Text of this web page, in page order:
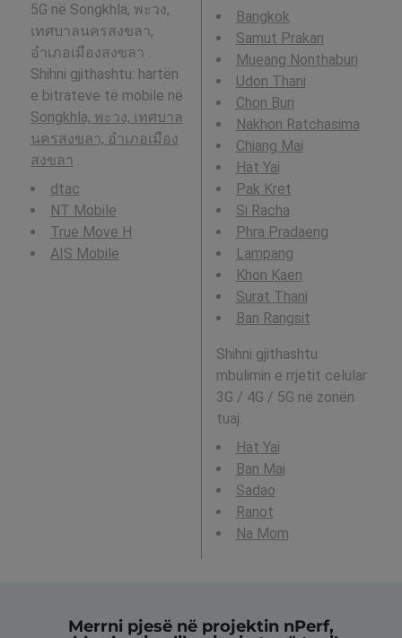
5G në Songkhla, พะวง,
เทศบาลนครสงขลา,
อำเภอเมืองสงขลา .
Shihni gjithashtu: hartën
e bitrateve të mobile në
Songkhla, พะวง, เทศบาล
นครสงขลา, อำเภอเมือง
สงขลา .
dtac
NT Mobile
True Move H
AIS Mobile
Bangkok
Samut Prakan
Mueang Nonthaburi
Udon Thani
Chon Buri
Nakhon Ratchasima
Chiang Mai
Hat Yai
Pak Kret
Si Racha
Phra Pradaeng
Lampang
Khon Kaen
Surat Thani
Ban Rangsit
Shihni gjithashtu
mbulimin e rrjetit celular
3G / 4G / 5G në zonën
tuaj:
Hat Yai
Ban Mai
Sadao
Ranot
Na Mom
Merrni pjesë në projektin nPerf,